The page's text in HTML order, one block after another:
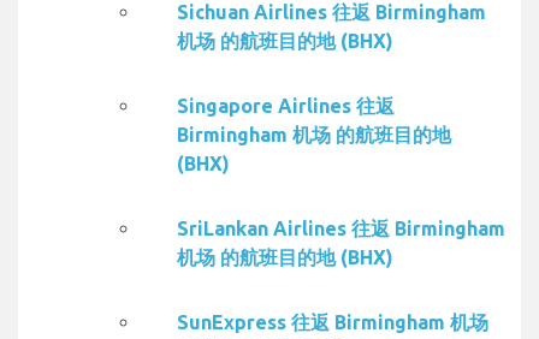
Sichuan Airlines 往返 Birmingham
机场 的航班目的地 (BHX)
Singapore Airlines 往返
Birmingham 机场 的航班目的地
(BHX)
SriLankan Airlines 往返 Birmingham
机场 的航班目的地 (BHX)
SunExpress 往返 Birmingham 机场